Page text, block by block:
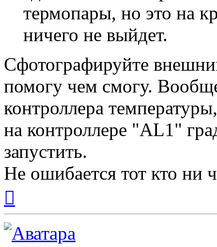
термопары, но это на
ничего не выйдет.
Сфотографируйте
помогу чем смогу.
контроллера
на контроллере "AL1"
запустить.
Не ошибается тот кто ни
началу